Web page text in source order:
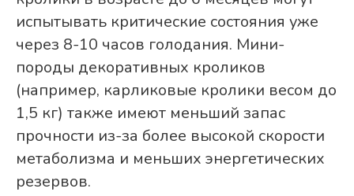
испытывать критические состояния уже
через 8-10 часов голодания. Мини-
породы декоративных кроликов
(например, карликовые кролики весом до
1,5 кг) также имеют меньший запас
прочности из-за более высокой скорости
метаболизма и меньших энергетических
резервов.